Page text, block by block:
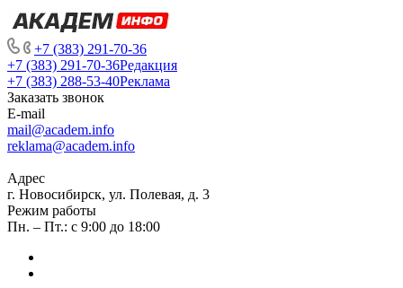
+7 (383) 291-70-36
+7 (383) 291-70-36Редакция
+7 (383) 288-53-40Реклама
Заказать звонок
E-mail
mail@academ.info
reklama@academ.info
Адрес
г. Новосибирск, ул. Полевая, д. 3
Режим работы
Пн. – Пт.: с 9:00 до 18:00